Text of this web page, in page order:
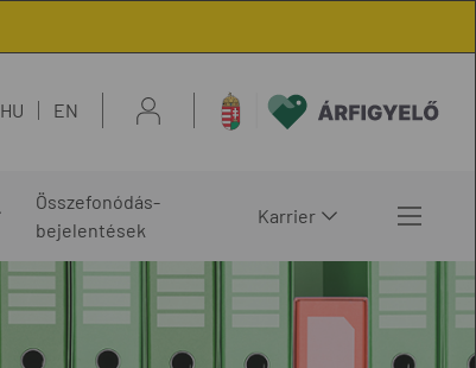
HU EN
Összefonódás-
bejelentések
Karrier